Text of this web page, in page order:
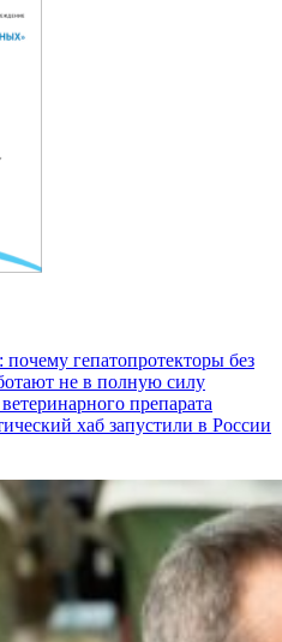
гепатопротекторы без
не в полную силу
препарата
хаб запустили в России